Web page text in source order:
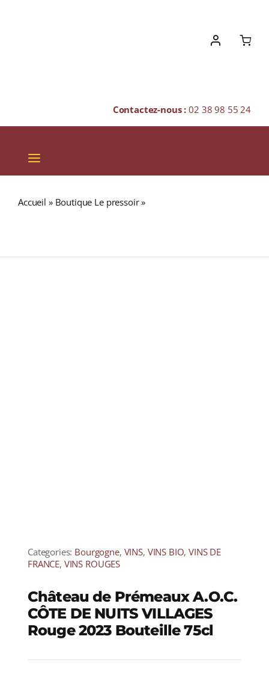
Contactez-nous :02 38 98 55 24
Toggle
Navigation
Accueil » Boutique Le pressoir»
Categories: Bourgogne, VINS, VINS BIO,VINS DE
FRANCE, VINS ROUGES
Château de Prémeaux A.O.C.
CÔTE DE NUITS VILLAGES
Rouge 2023 Bouteille 75cl